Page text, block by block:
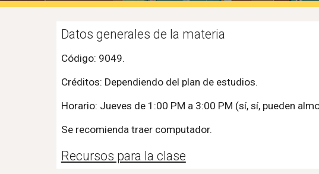
Datos generales de la materia
Código: 9049.
Créditos: Dependiendo del plan de estudios.
Horario: Jueves de 1:00 PM a 3:00 PM (sí, sí, pueden
Se recomienda traer computador.
Recursos para la clase